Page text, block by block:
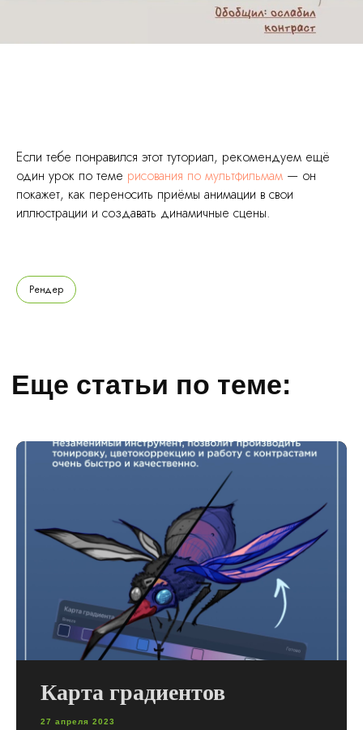
Если тебе понравился этот туториал, рекомендуем ещё
один урок по теме рисования по мультфильмам — он
покажет, как переносить приёмы анимации в свои
иллюстрации и создавать динамичные сцены.
Рендер
Карта градиентов
27 апреля 2023